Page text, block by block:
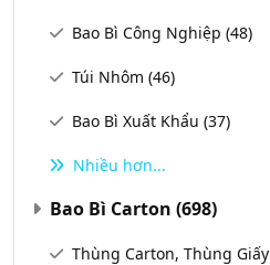
Bao Bì Công Nghiệp (48)
Túi Nhôm (46)
Bao Bì Xuất Khẩu (37)
Nhiều hơn...
Bao Bì Carton (698)
Thùng Carton, Thùng Giấy